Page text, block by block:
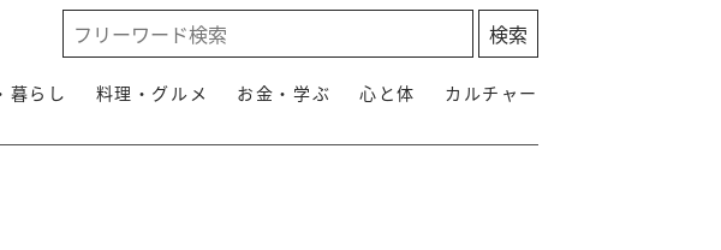
暮らし 料理・グルメ お金・学ぶ 心と体 カルチャー